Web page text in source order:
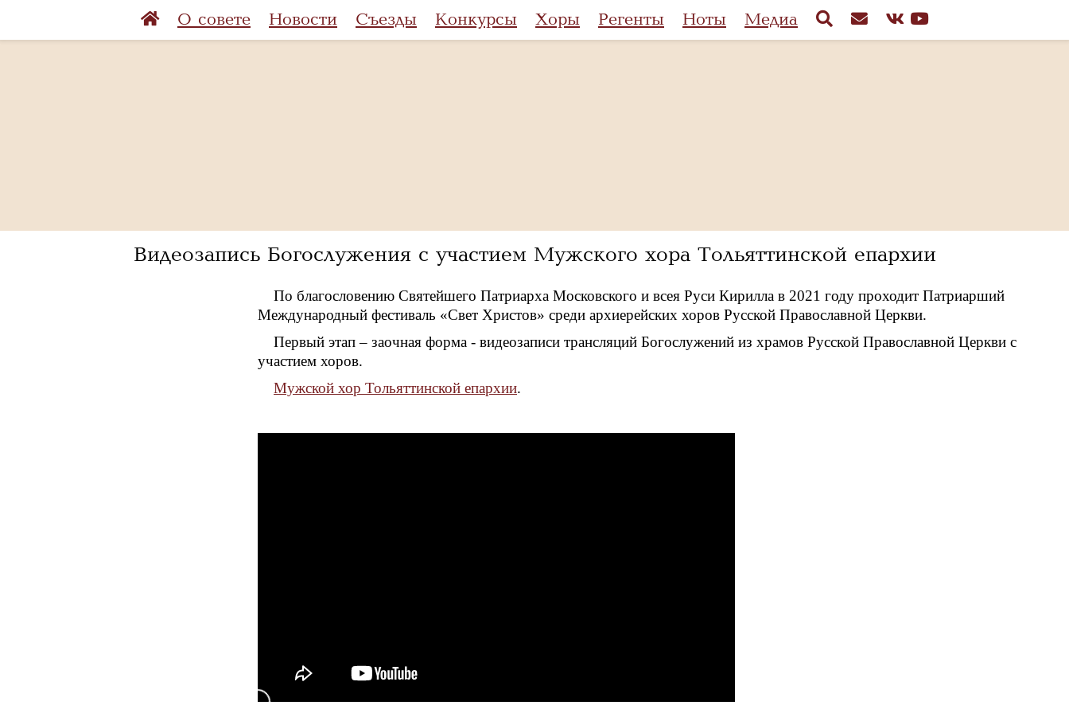
О совете Новости Съезды Конкурсы Хоры Регенты Ноты Медиа
Видеозапись Богослужения с участием Мужского хора Тольяттинской епархии
По благословению Святейшего Патриарха Московского и всея Руси Кирилла в 2021 году проходит Патриарший
Международный фестиваль «Свет Христов» среди архиерейских хоров Русской Православной Церкви.
Первый этап – заочная форма - видеозаписи трансляций Богослужений из храмов Русской Православной Церкви с
участием хоров.
Мужской хор Тольяттинской епархии.